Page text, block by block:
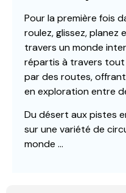
Pour la première fois
roulez, glissez, planez
travers un monde
répartis à travers tout
par des routes,
en exploration entre
Du désert aux pistes
sur une variété de
monde …